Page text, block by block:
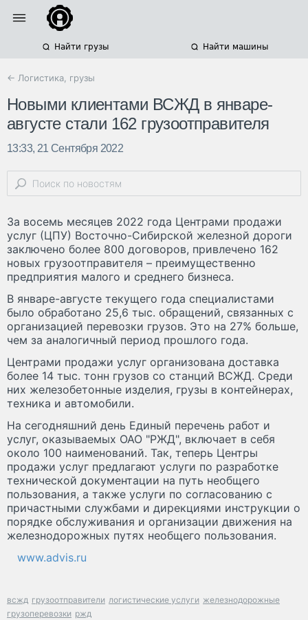
Найти грузы Найти машины
← Логистика, грузы
Новыми клиентами ВСЖД в январе-
августе стали 162 грузоотправителя
13:33, 21 Сентября 2022
За восемь месяцев 2022 года Центрами продажи
услуг (ЦПУ) Восточно-Сибирской железной дороги
заключено более 800 договоров, привлечено 162
новых грузоотправителя – преимущественно
предприятия малого и среднего бизнеса.
В январе-августе текущего года специалистами
было обработано 25,6 тыс. обращений, связанных с
организацией перевозки грузов. Это на 27% больше,
чем за аналогичный период прошлого года.
Центрами продажи услуг организована доставка
более 14 тыс. тонн грузов со станций ВСЖД. Среди
них железобетонные изделия, грузы в контейнерах,
техника и автомобили.
На сегодняшний день Единый перечень работ и
услуг, оказываемых ОАО "РЖД", включает в себя
около 100 наименований. Так, теперь Центры
продажи услуг предлагают услуги по разработке
технической документации на путь необщего
пользования, а также услуги по согласованию с
причастными службами и дирекциями инструкции о
порядке обслуживания и организации движения на
железнодорожных путях необщего пользования.
www.advis.ru
всжд грузоотправители логистические услуги железнодорожные
грузоперевозки ржд